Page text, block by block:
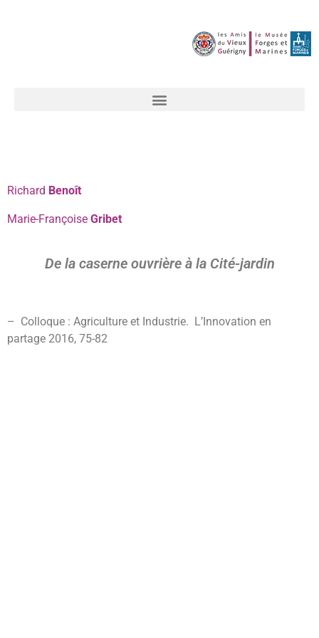
Richard Benoît
Marie-Françoise Gribet
De la caserne ouvrière à la Cité-jardin
– Colloque : Agriculture et Industrie. L’Innovation en
partage 2016, 75-82